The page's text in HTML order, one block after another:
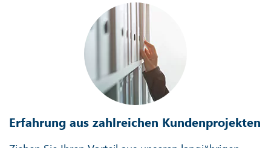
Erfahrung aus zahlreichen Kundenprojekten